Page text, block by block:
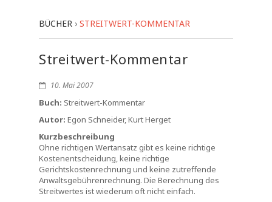
BÜCHER › STREITWERT-KOMMENTAR
Streitwert-Kommentar
10. Mai 2007
Buch: Streitwert-Kommentar
Autor: Egon Schneider, Kurt Herget
Kurzbeschreibung
Ohne richtigen Wertansatz gibt es keine richtige
Kostenentscheidung, keine richtige
Gerichtskostenrechnung und keine zutreffende
Anwaltsgebührenrechnung. Die Berechnung des
Streitwertes ist wiederum oft nicht einfach.